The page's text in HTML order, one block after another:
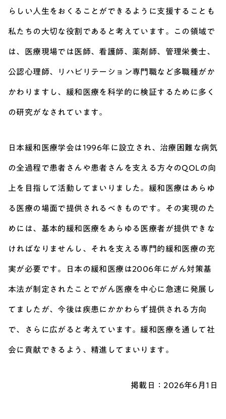
らしい人生をおくることができるように支援することも
私たちの大切な役割であると考えています。この領域で
は、医療現場では医師、看護師、薬剤師、管理栄養士、
公認心理師、リハビリテーション専門職など多職種がか
かわりますし、緩和医療を科学的に検証するために多く
の研究がなされています。
日本緩和医療学会は1996年に設立され、治療困難な病気
の全過程で患者さんや患者さんを支える方々のQOLの向
上を目指して活動してまいりました。緩和医療はあらゆ
る医療の場面で提供されるべきものです。その実現のた
めには、基本的緩和医療をあらゆる医療者が提供できな
ければなりませんし、それを支える専門的緩和医療の充
実が必要です。日本の緩和医療は2006年にがん対策基
本法が制定されたことでがん医療を中心に急速に発展し
てましたが、今後は疾患にかかわらず提供される方向
で、さらに広がると考えています。緩和医療を通して社
会に貢献できるよう、精進してまいります。
掲載日：2026年6月1日